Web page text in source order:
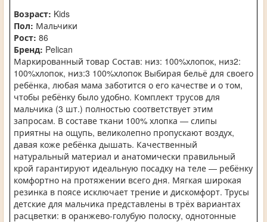
Возраст: Kids
Пол: Мальчики
Рост: 86
Бренд: Pelican
Маркированный товар Состав: низ: 100%хлопок, низ2:
100%хлопок, низ:3 100%хлопок Выбирая бельё для своего
ребёнка, любая мама заботится о его качестве и о том,
чтобы ребёнку было удобно. Комплект трусов для
мальчика (3 шт.) полностью соответствует этим
запросам. В составе ткани 100% хлопка — слипы
приятны на ощупь, великолепно пропускают воздух,
давая коже ребёнка дышать. Качественный
натуральный материал и анатомически правильный
крой гарантируют идеальную посадку на теле — ребёнку
комфортно на протяжении всего дня. Мягкая широкая
резинка в поясе исключает трение и дискомфорт. Трусы
детские для мальчика представлены в трёх вариантах
расцветки: в оранжево-голубую полоску, однотонные